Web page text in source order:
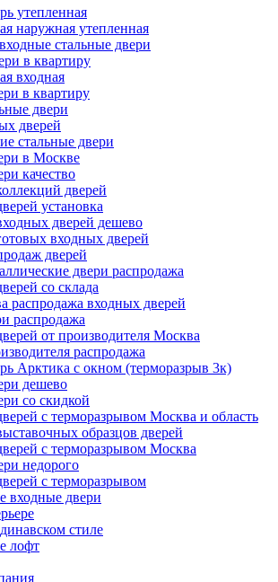
утепленная
наружная утепленная
стальные двери
в квартиру
входная
в квартиру
двери
дверей
стальные двери
в Москве
качество
дверей
установка
дверей дешево
входных дверей
дверей
двери распродажа
со склада
распродажа входных дверей
распродажа
от производителя Москва
распродажа
Арктика с окном (терморазрыв 3к)
дешево
со скидкой
с терморазрывом Москва и область
образцов дверей
с терморазрывом Москва
недорого
с терморазрывом
входные двери
стиле
лофт